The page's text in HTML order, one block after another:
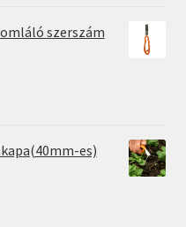
szerszám
es)